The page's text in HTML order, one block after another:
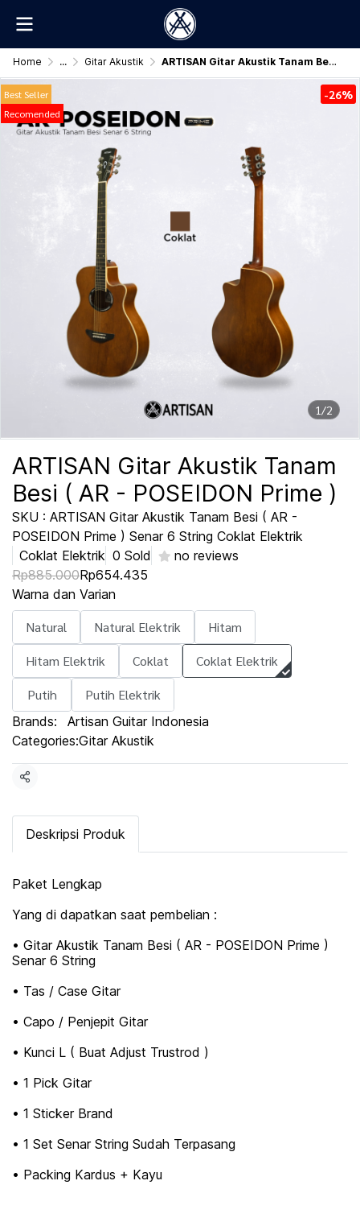
Home ... Gitar Akustik ARTISAN Gitar Akustik Tanam Besi ( AR - POSEIDON Prime )
1/2
Best Seller
Recomended
-26%
ARTISAN Gitar Akustik Tanam
Besi ( AR - POSEIDON Prime )
SKU : ARTISAN Gitar Akustik Tanam Besi ( AR -
POSEIDON Prime ) Senar 6 String Coklat Elektrik
Coklat Elektrik 0 Sold
no reviews
Rp885.000Rp654.435
Warna dan Varian
Natural Natural Elektrik
Hitam
Hitam Elektrik
Coklat
Coklat Elektrik
Putih
Putih Elektrik
Brands:
Artisan Guitar Indonesia
Categories:Gitar Akustik
Share
Deskripsi Produk
Paket Lengkap
Yang di dapatkan saat pembelian :
• Gitar Akustik Tanam Besi ( AR - POSEIDON Prime )
Senar 6 String
• Tas / Case Gitar
• Capo / Penjepit Gitar
• Kunci L ( Buat Adjust Trustrod )
• 1 Pick Gitar
• 1 Sticker Brand
• 1 Set Senar String Sudah Terpasang
• Packing Kardus + Kayu